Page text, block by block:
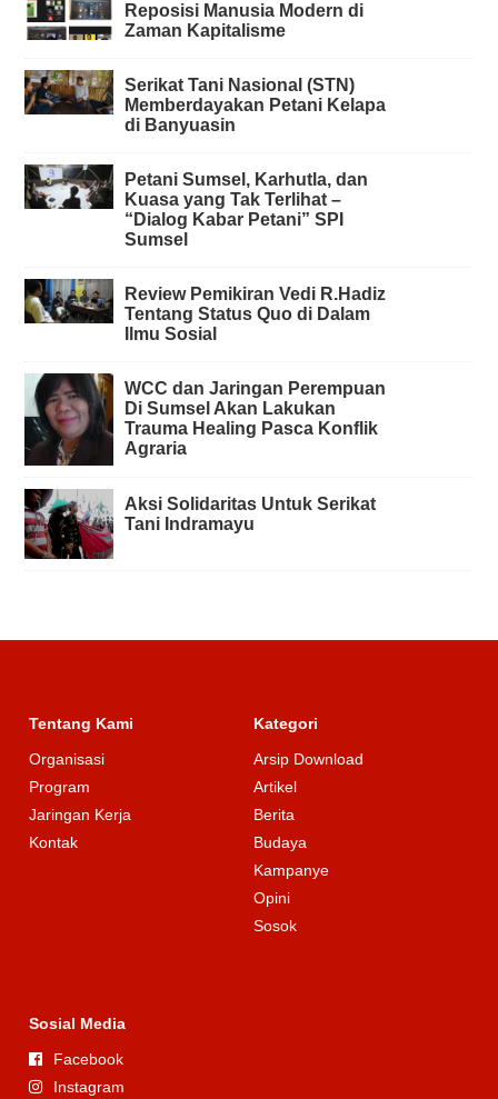
Reposisi Manusia Modern di
Zaman Kapitalisme
Serikat Tani Nasional (STN)
Memberdayakan Petani Kelapa
di Banyuasin
Petani Sumsel, Karhutla, dan
Kuasa yang Tak Terlihat –
“Dialog Kabar Petani” SPI
Sumsel
Review Pemikiran Vedi R.Hadiz
Tentang Status Quo di Dalam
Ilmu Sosial
WCC dan Jaringan Perempuan
Di Sumsel Akan Lakukan
Trauma Healing Pasca Konflik
Agraria
Aksi Solidaritas Untuk Serikat
Tani Indramayu
Tentang Kami
Organisasi
Program
Jaringan Kerja
Kontak
Kategori
Arsip Download
Artikel
Berita
Budaya
Kampanye
Opini
Sosok
Sosial Media
Facebook
Instagram